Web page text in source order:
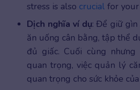
stress is also crucial for
Dịch nghĩa ví dụ: Để giữ gìn
ăn uống cân bằng, tập thể
đủ giấc. Cuối cùng
quan trọng, việc quản lý
quan trọng cho sức khỏe